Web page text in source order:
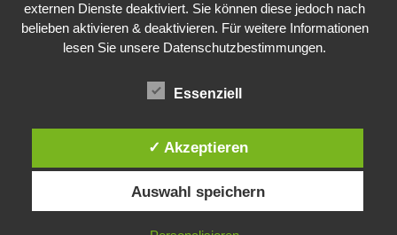
Public Sector, Kunst, Design
Datenschutz
externen Dienste deaktiviert. Sie können diese jedoch nach
belieben aktivieren & deaktivieren. Für weitere Informationen
lesen Sie unsere Datenschutzbestimmungen.
Essenziell
✓ Akzeptieren
Auswahl speichern